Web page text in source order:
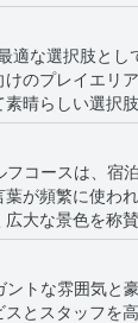
います。
らず、ビーチ
ますが、料理の
体験は、見事
離れた体験を
、海のそばで
適な選択肢と
のプレイエリ
晴らしい選択
族向けであると賞賛されています
ているなど、
メニティの質
しい家族旅行
コースは、宿
葉が頻繁に使
大な景色を称
晴らしい設備
ルフ施設の両方
トな雰囲気と
とスタッフを